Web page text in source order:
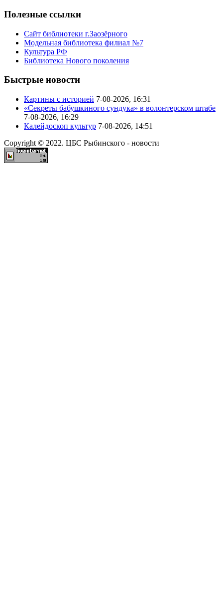
Полезные ссылки
Сайт библиотеки г.Заозёрного
Модельная библиотека филиал №7
Культура РФ
Библиотека Нового поколения
Быстрые новости
Картины с историей 7-08-2026, 16:31
«Секреты бабушкиного сундука» в волонтерском штабе
7-08-2026, 16:29
Калейдоскоп культур 7-08-2026, 14:51
Copyright © 2022. ЦБС Рыбинского - новости